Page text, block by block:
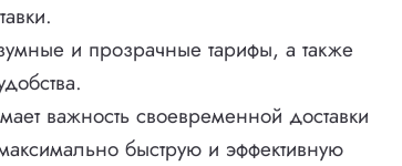
и прозрачные тарифы, а также
важность своевременной доставки
быструю и эффективную